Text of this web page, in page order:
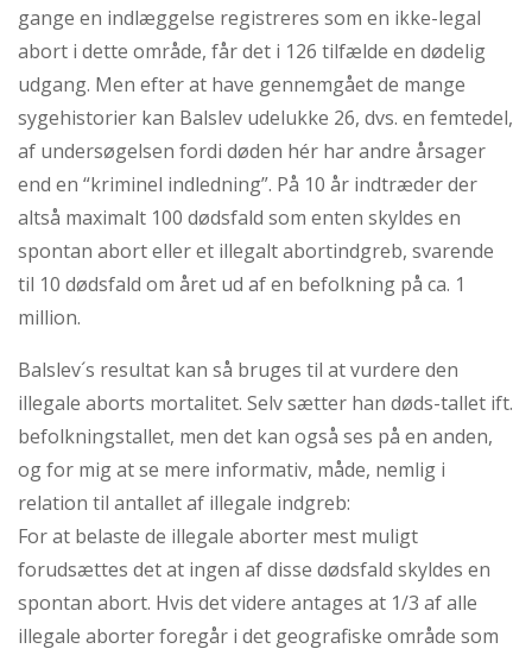
gange en indlæggelse registreres som en ikke-legal
abort i dette område, får det i 126 tilfælde en dødelig
udgang. Men efter at have gennemgået de mange
sygehistorier kan Balslev udelukke 26, dvs. en femtedel,
af undersøgelsen fordi døden hér har andre årsager
end en “kriminel indledning”. På 10 år indtræder der
altså maximalt 100 dødsfald som enten skyldes en
spontan abort eller et illegalt abortindgreb, svarende
til 10 dødsfald om året ud af en befolkning på ca. 1
million.
Balslev´s resultat kan så bruges til at vurdere den
illegale aborts mortalitet. Selv sætter han døds-tallet ift.
befolkningstallet, men det kan også ses på en anden,
og for mig at se mere informativ, måde, nemlig i
relation til antallet af illegale indgreb:
For at belaste de illegale aborter mest muligt
forudsættes det at ingen af disse dødsfald skyldes en
spontan abort. Hvis det videre antages at 1/3 af alle
illegale aborter foregår i det geografiske område som